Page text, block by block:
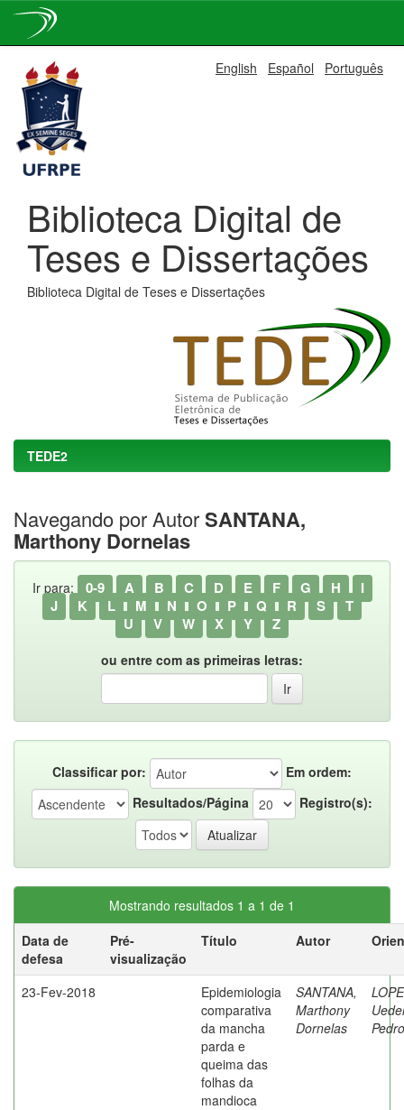
navigation
English Español Português
Biblioteca Digital de
Teses e Dissertações
Biblioteca Digital de Teses e Dissertações
TEDE2
Navegando por AutorSANTANA,
Marthony Dornelas
Ir para: 0-9 A B C D E F G H
I
J
K L M N O P Q R S
T
U
V W X Y Z
ou entre com as primeiras letras:
Classificar por:
Em ordem:
Resultados/Página
Registro(s):
Mostrando resultados 1 a 1 de 1
Data de
defesa
Pré-
visualização
Título Autor
23-Fev-2018
Epidemiologia
comparativa
da mancha
parda e
queima das
folhas da
mandioca
SANTANA,
Marthony
Dornelas
Pedro